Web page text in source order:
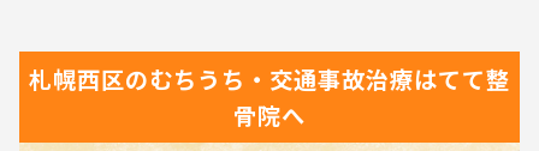
札幌西区のむちうち・交通事故治療はてて整
骨院へ